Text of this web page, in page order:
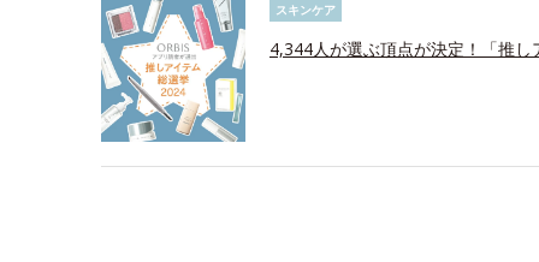
スキンケア
4,344人が選ぶ頂点が決定！「推